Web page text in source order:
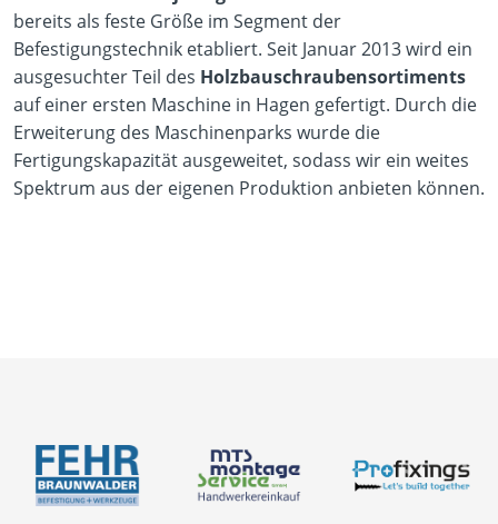
bereits als feste Größe im Segment der
Befestigungstechnik etabliert. Seit Januar 2013 wird ein
ausgesuchter Teil des Holzbauschraubensortiments
auf einer ersten Maschine in Hagen gefertigt. Durch die
Erweiterung des Maschinenparks wurde die
Fertigungskapazität ausgeweitet, sodass wir ein weites
Spektrum aus der eigenen Produktion anbieten können.